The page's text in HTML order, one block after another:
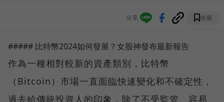
分享 收藏
##### 比特幣2024如何發展？女股神發布最新報告
作為一種相對較新的資產類別，比特幣
（Bitcoin）市場一直面臨快速變化和不確定性，
過去給傳統投資人的印象，除了不受監管、容易